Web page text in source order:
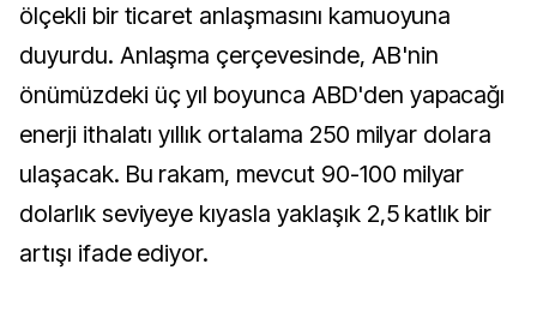
ölçekli bir ticaret anlaşmasını kamuoyuna
duyurdu. Anlaşma çerçevesinde, AB'nin
önümüzdeki üç yıl boyunca ABD'den yapacağı
enerji ithalatı yıllık ortalama 250 milyar dolara
ulaşacak. Bu rakam, mevcut 90-100 milyar
dolarlık seviyeye kıyasla yaklaşık 2,5 katlık bir
artışı ifade ediyor.